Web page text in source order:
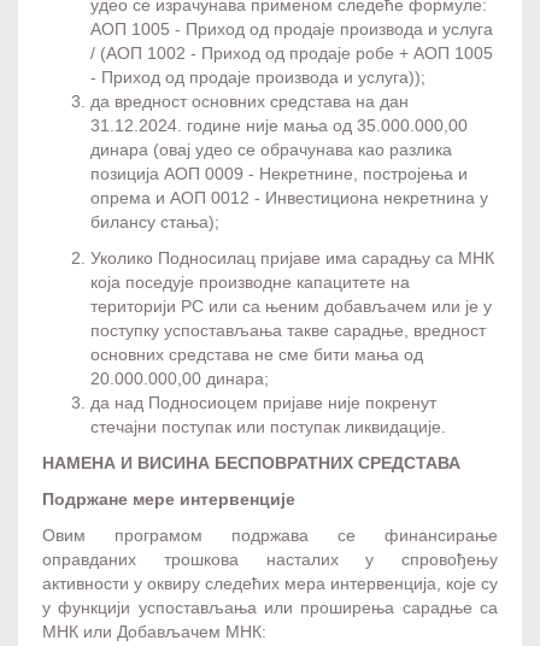
удео се израчунава применом следеће формуле:
АОП 1005 - Приход од продаје производа и услуга
/ (АОП 1002 - Приход од продаје робе + АОП 1005
- Приход од продаје производа и услуга));
да вредност основних средстава на дан
31.12.2024. године није мања од 35.000.000,00
динара (овај удео се обрачунава као разлика
позиција АОП 0009 - Некретнине, постројења и
опрема и АОП 0012 - Инвестициона некретнина у
билансу стања);
Уколико Подносилац пријаве има сарадњу са МНК
која поседује производне капацитете на
територији РС или са њеним добављачем или је у
поступку успостављања такве сарадње, вредност
основних средстава не сме бити мања од
20.000.000,00 динара;
да над Подносиоцем пријаве није покренут
стечајни поступак или поступак ликвидације.
НАМЕНА И ВИСИНА БЕСПОВРАТНИХ СРЕДСТАВА
Подржане мере интервенције
Овим програмом подржава се финансирање
оправданих трошкова насталих у спровођењу
активности у оквиру следећих мера интервенција, које су
у функцији успостављања или проширења сарадње са
МНК или Добављачем МНК: